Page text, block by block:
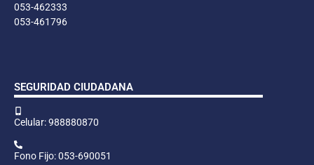
053-462333
053-461796
SEGURIDAD CIUDADANA
Celular: 988880870
Fono Fijo: 053-690051